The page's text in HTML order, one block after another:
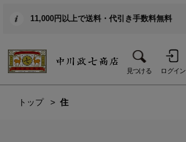
11,000円以上で送料・代引き手数料無料
見つける ログイン
トップ 住